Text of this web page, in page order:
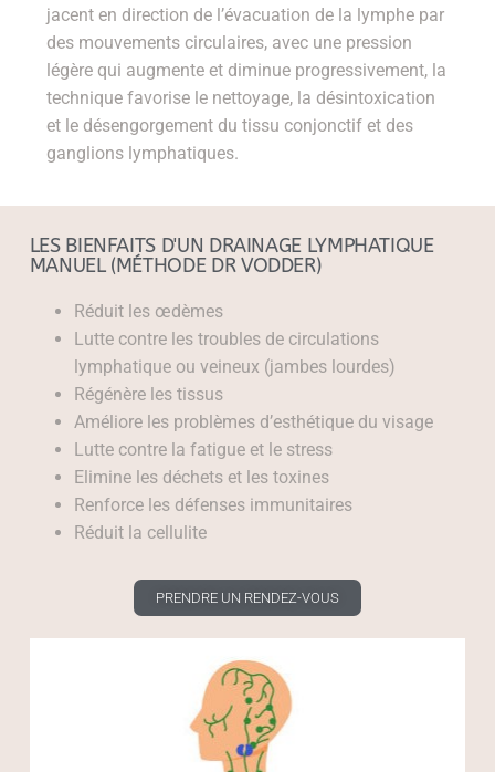
jacent en direction de l’évacuation de la lymphe par
des mouvements circulaires, avec une pression
légère qui augmente et diminue progressivement, la
technique favorise le nettoyage, la désintoxication
et le désengorgement du tissu conjonctif et des
ganglions lymphatiques.
LES BIENFAITS D'UN DRAINAGE LYMPHATIQUE
MANUEL (MÉTHODE DR VODDER)
Réduit les œdèmes
Lutte contre les troubles de circulations
lymphatique ou veineux (jambes lourdes)
Régénère les tissus
Améliore les problèmes d’esthétique du visage
Lutte contre la fatigue et le stress
Elimine les déchets et les toxines
Renforce les défenses immunitaires
Réduit la cellulite
PRENDRE UN RENDEZ-VOUS